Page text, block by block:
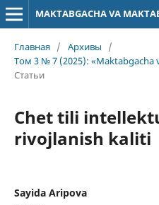
MAKTABGACHA VA
Главная / Архивы
/
Том 3 № 7 (2025): «Maktabgacha
Статьи
Chet tili
rivojlanish kaliti
Sayida Aripova